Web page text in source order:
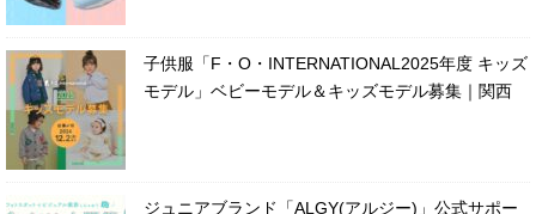
子供服「F・O・INTERNATIONAL2025年度 キッズ
モデル」ベビーモデル＆キッズモデル募集｜関西
ジュニアブランド「ALGY(アルジー)」公式サポー